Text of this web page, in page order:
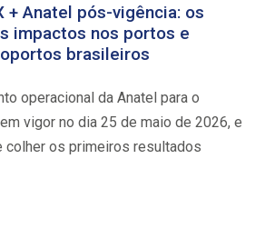
+ Anatel pós-vigência: os
impactos nos portos e
brasileiros
operacional da Anatel para o
vigor no dia 25 de maio de 2026, e
colher os primeiros resultados